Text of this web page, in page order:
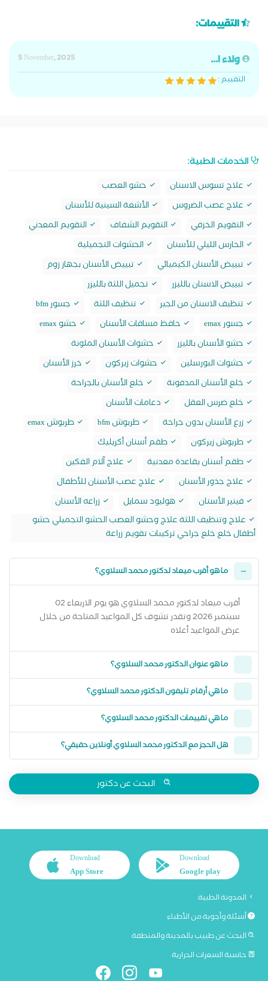
التقييمات:
ولاء ا...
5 November, 2025
التقييم :
الخدمات الطبية:
علاج تسوس الاسنان
حشو العصب
علاج عصب الضروس
الأشعة السينية للأسنان
التقويم الخزفي
التقويم الشفاف
التقويم المعدني
الحارس الليلي للأسنان
الحشوات التجميلية
تبييض الأسنان الكيميائي
تبييض الأسنان بجهاز زوم
تبييض الاسنان بالليزر
تجميل اللثة بالليزر
تنظيف الاسنان من الجير
تنظيف اللثة
جسور bfm
جسور emax
حافظ مسافات الأسنان
حشو emax
حشو الأسنان بالليزر
حشوات الأسنان الملونة
حشوات البورسلين
حشوات زيركون
خرز الأسنان
خلع الأسنان المدفونة
خلع الأسنان بالجراحة
خلع ضرس العقل
دعامات الأسنان
زرع الأسنان بدون جراحة
طربوش bfm
طربوش emax
طربوش زيركون
طقم أسنان أكريليك
طقم أسنان بقاعدة معدنية
علاج آلام الفكين
علاج جذور الأسنان
علاج عصب الأسنان للأطفال
فينير الأسنان
هوليود سمايل
زراعه الأسنان
علاج وتنظيف اللثة علاج وحشو العصب الحشو التجميلي حشو
أطفال خلع خلع جراحي تركيبات تقويم زراعة
ما هو أقرب ميعاد لدكتور محمد السلاوي؟
أقرب ميعاد لدكتور محمد السلاوي هو يوم الاربعاء 02
سبتمبر 2026 وتقدر تشوف كل المواعيد المتاحة من خلال
عرض المواعيد أعلاه
ما هو عنوان الدكتور محمد السلاوي؟
ما هي أرقام تليفون الدكتور محمد السلاوي؟
ما هي تقييمات الدكتور محمد السلاوي؟
هل الحجز مع الدكتور محمد السلاوي أونلاين حقيقي؟
البحث عن دكتور
Download
Google play
Download
App Store
المدونة الطبية
أسئلة وأجوبة من الأطباء
البحث عن طبيب بالمدينة والمنطقة
حاسبة السعرات الحرارية